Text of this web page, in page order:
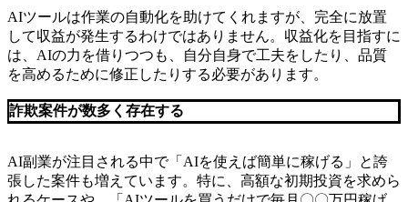
AIツールは作業の自動化を助けてくれますが、完全に放置
して収益が発生するわけではありません。収益化を目指すに
は、AIの力を借りつつも、自分自身で工夫をしたり、品質
を高めるために修正したりする必要があります。
詐欺案件が数多く存在する
AI副業が注目される中で「AIを使えば簡単に稼げる」と誇
張した案件も増えています。特に、高額な初期投資を求めら